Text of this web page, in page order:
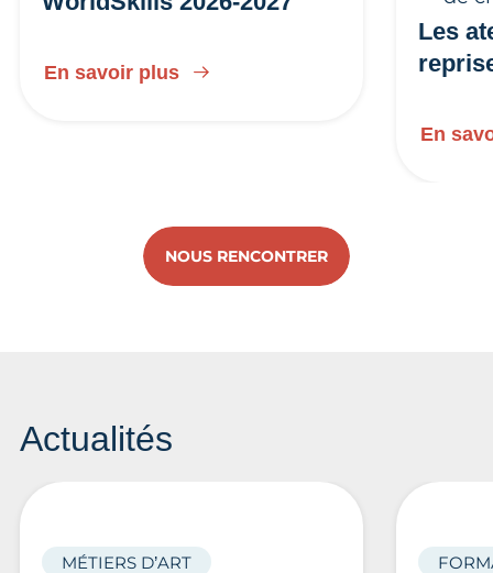
En savoir plus
Les
En
NOUS RENCONTRER
Actualités
MÉTIERS D’ART